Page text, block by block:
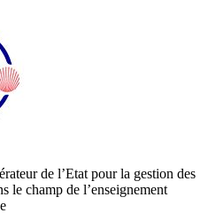
de l’Etat pour la gestion des
le champ de l’enseignement